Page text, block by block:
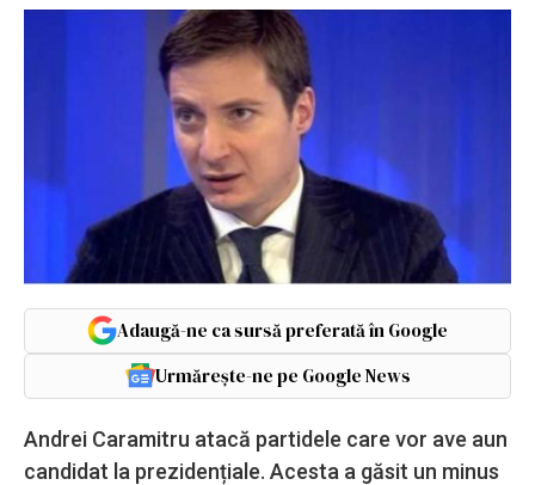
Adaugă-ne ca sursă preferată în Google
Urmărește-ne pe Google News
Andrei Caramitru atacă partidele care vor ave aun
candidat la prezidențiale. Acesta a găsit un minus